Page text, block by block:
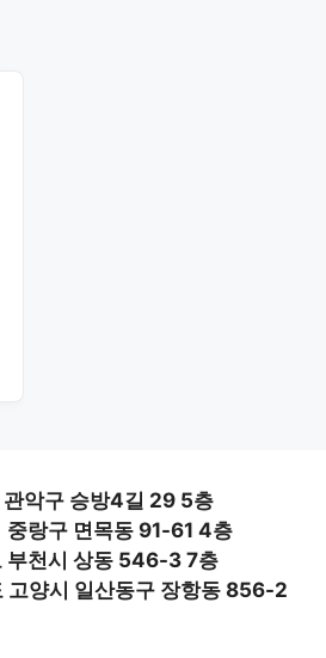
관악구 승방4길 29 5층
중랑구 면목동 91-61 4층
부천시 상동 546-3 7층
고양시 일산동구 장항동 856-2